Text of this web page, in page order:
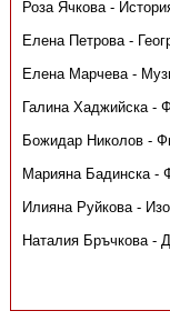
Роза Ячкова -
Елена Петрова -
Елена Марчева -
Галина Хаджийска -
Божидар Николов -
Марияна Бадинска -
Илияна Руйкова -
Наталия Бръчкова -